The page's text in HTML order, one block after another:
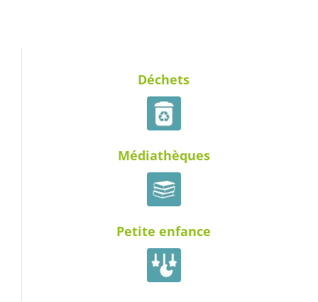
Déchets
Médiathèques
Petite enfance